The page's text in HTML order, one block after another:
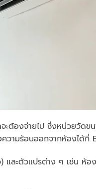
ะต้องจ่ายไป ซึ่งหน่วยวัดข
วามร้อนออกจากห้องได้กี่
และตัวแปรต่าง ๆ เช่น ห้